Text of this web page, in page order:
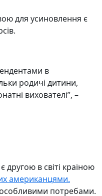
для усиновлення є
в
родичі дитини,
вихователі”, –
в світі країною
американцями.
особливими потребами.